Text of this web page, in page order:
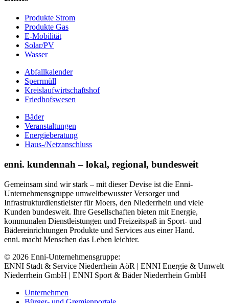
Produkte Strom
Produkte Gas
E-Mobilität
Solar/PV
Wasser
Abfallkalender
Sperrmüll
Kreislaufwirtschaftshof
Friedhofswesen
Bäder
Veranstaltungen
Energieberatung
Haus-/Netzanschluss
enni. kundennah – lokal, regional, bundesweit
Gemeinsam sind wir stark – mit dieser Devise ist die Enni-
Unternehmensgruppe umweltbewusster Versorger und
Infrastrukturdienstleister für Moers, den Niederrhein und viele
Kunden bundesweit. Ihre Gesellschaften bieten mit Energie,
kommunalen Dienstleistungen und Freizeitspaß in Sport- und
Bädereinrichtungen Produkte und Services aus einer Hand.
enni. macht Menschen das Leben leichter.
© 2026 Enni-Unternehmensgruppe:
ENNI Stadt & Service Niederrhein AöR | ENNI Energie & Umwelt
Niederrhein GmbH | ENNI Sport & Bäder Niederrhein GmbH
Unternehmen